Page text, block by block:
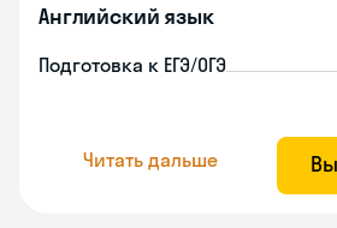
Английский язык
Подготовка к ЕГЭ/ОГЭ
Читать дальше